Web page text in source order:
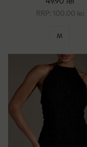
RRP: 100.00 lei
M